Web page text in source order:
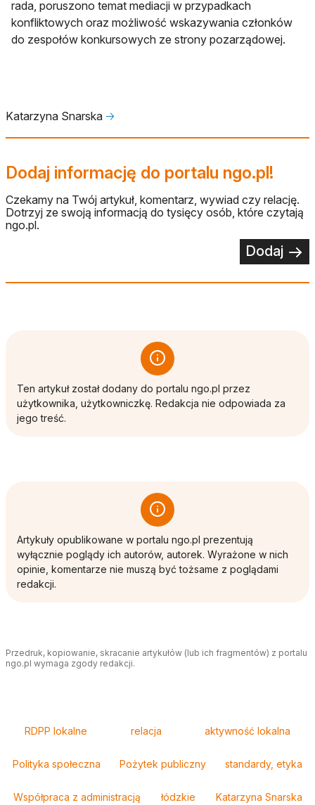
rada, poruszono temat mediacji w przypadkach
konfliktowych oraz możliwość wskazywania członków
do zespołów konkursowych ze strony pozarządowej.
Katarzyna Snarska 🡢
Dodaj informację do portalu ngo.pl!
Czekamy na Twój artykuł, komentarz, wywiad czy relację.
Dotrzyj ze swoją informacją do tysięcy osób, które czytają
ngo.pl.
Dodaj
Ten artykuł został dodany do portalu ngo.pl przez
użytkownika, użytkowniczkę. Redakcja nie odpowiada za
jego treść.
Artykuły opublikowane w portalu ngo.pl prezentują
wyłącznie poglądy ich autorów, autorek. Wyrażone w nich
opinie, komentarze nie muszą być tożsame z poglądami
redakcji.
Przedruk, kopiowanie, skracanie artykułów (lub ich fragmentów) z portalu
ngo.pl wymaga zgody redakcji.
RDPP lokalne relacja aktywność lokalna
Polityka społeczna Pożytek publiczny standardy, etyka
Współpraca z administracją łódzkie Katarzyna Snarska